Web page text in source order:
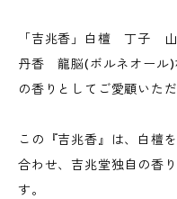
「吉兆香」白檀 丁子
丹香 龍脳(ボルネオール)
の香りとしてご愛顧いた
この『吉兆香』は、白檀
合わせ、吉兆堂独自の香
す。